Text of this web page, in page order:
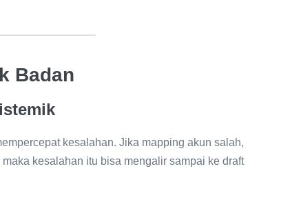
Badan
kesalahan. Jika mapping akun salah,
kesalahan itu bisa mengalir sampai ke draft